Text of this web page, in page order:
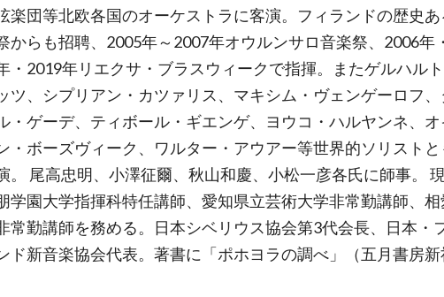
楽団等北欧各国のオーケストラに客演。フィランドの歴史あ
からも招聘、2005年～2007年オウルンサロ音楽祭、2006年
・2019年リエクサ・ブラスウィークで指揮。またゲルハル
ツ、シプリアン・カツァリス、マキシム・ヴェンゲーロフ
・ゲーデ、ティボール・ギエンゲ、ヨウコ・ハルヤンネ、オ
・ボーズヴィーク、ワルター・アウアー等世界的ソリスト
。 尾高忠明、小澤征爾、秋山和慶、小松一彦各氏に師事。
学園大学指揮科特任講師、愛知県立芸術大学非常勤講師、
常勤講師を務める。日本シベリウス協会第3代会長、日本・
ド新音楽協会代表。著書に「ポホヨラの調べ」（五月書房新